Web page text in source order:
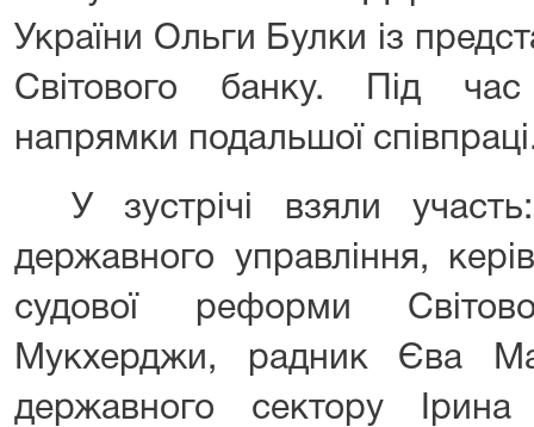
України Ольги Булки із
Світового банку. Під час
напрямки подальшої
У зустрічі взяли
державного управління,
судової реформи
Мукхерджи, радник Єва
державного сектору